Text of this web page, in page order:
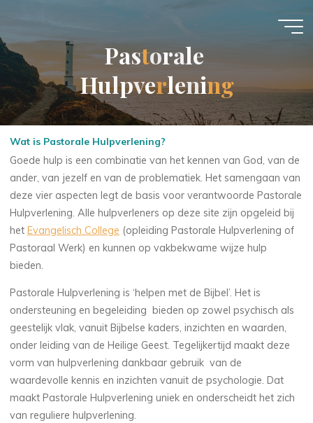
de
inhoud
Past
torale
Hulpver
rlening
Wat is Pastorale Hulpverlening?
Goede hulp is een combinatie van het kennen van God, van de
ander, van jezelf en van de problematiek. Het samengaan van
deze vier aspecten legt de basis voor verantwoorde Pastorale
Hulpverlening. Alle hulpverleners op deze site zijn opgeleid bij
hetEvangelisch College (opleiding Pastorale Hulpverlening of
Pastoraal Werk) en kunnen op vakbekwame wijze hulp
bieden.
Pastorale Hulpverlening is ‘helpen met de Bijbel’. Het is
ondersteuning en begeleiding bieden op zowel psychisch als
geestelijk vlak, vanuit Bijbelse kaders, inzichten en waarden,
onder leiding van de Heilige Geest. Tegelijkertijd maakt deze
vorm van hulpverlening dankbaar gebruik van de
waardevolle kennis en inzichten vanuit de psychologie. Dat
maakt Pastorale Hulpverlening uniek en onderscheidt het zich
van reguliere hulpverlening.